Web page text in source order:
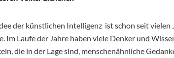
der künstlichen Intelligenz ist schon seit
Im Laufe der Jahre haben viele Denker und
die in der Lage sind, menschenähnliche